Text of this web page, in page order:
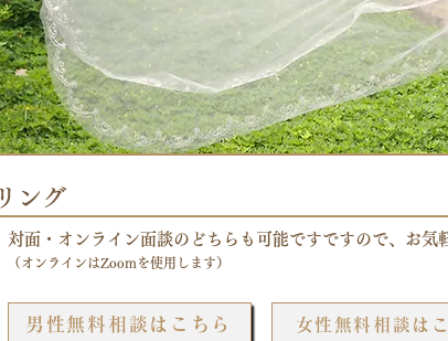
ング
対面・オンライン面談のどちらも可能ですですので、​お気
（オンラインはZoomを使用します）
男性無料相談はこちら 女性無料相談は